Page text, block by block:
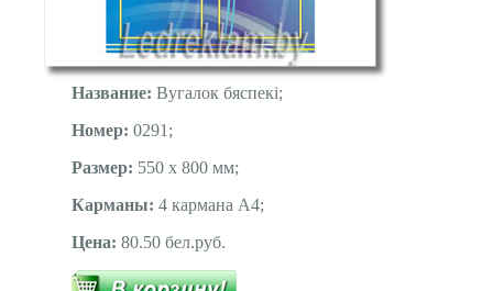
Название: Вугалок бяспекі;
Номер: 0291;
Размер: 550 х 800 мм;
Карманы: 4 кармана А4;
Цена: 80.50 бел.руб.